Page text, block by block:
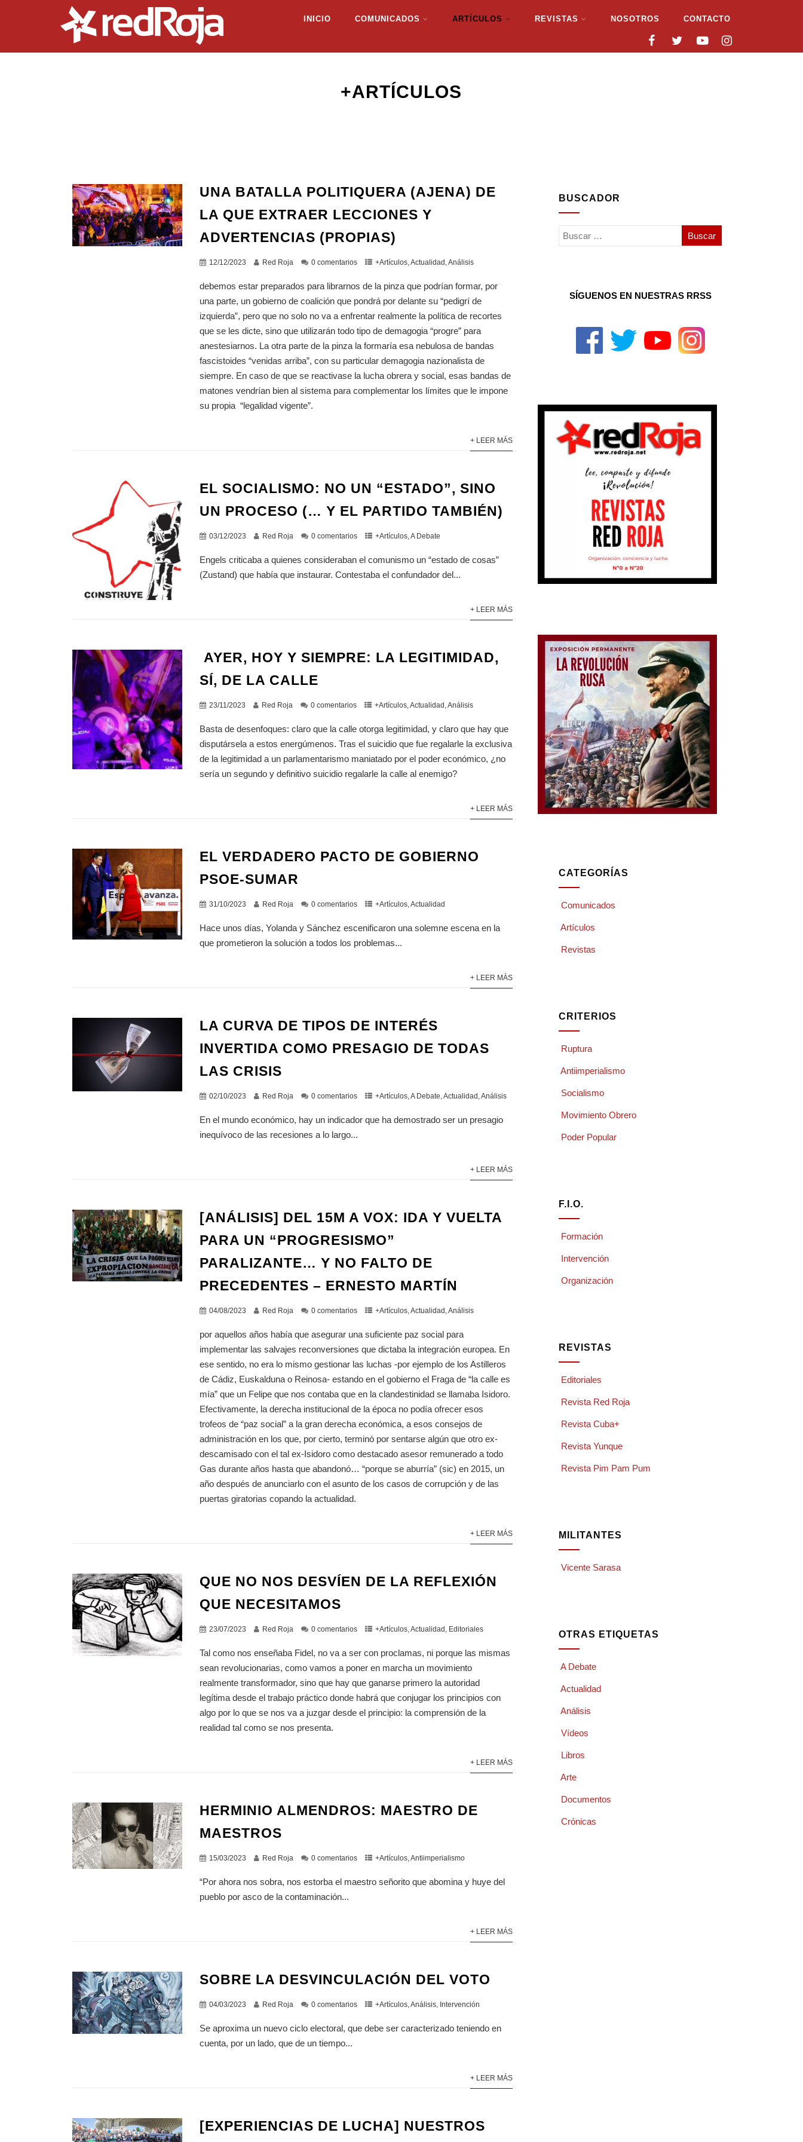
INICIO COMUNICADOS ARTÍCULOS REVISTAS NOSOTROS CONTACTO
+ARTÍCULOS
UNA BATALLA POLITIQUERA (AJENA) DE
LA QUE EXTRAER LECCIONES Y
ADVERTENCIAS (PROPIAS)
12/12/2023 Red Roja 0 comentarios +Artículos,Actualidad ,Análisis
debemos estar preparados para librarnos de la pinza que podrían formar, por
una parte, un gobierno de coalición que pondrá por delante su “pedigrí de
izquierda”, pero que no solo no va a enfrentar realmente la política de recortes
que se les dicte, sino que utilizarán todo tipo de demagogia “progre” para
anestesiarnos. La otra parte de la pinza la formaría esa nebulosa de bandas
fascistoides “venidas arriba”, con su particular demagogia nazionalista de
siempre. En caso de que se reactivase la lucha obrera y social, esas bandas de
matones vendrían bien al sistema para complementar los límites que le impone
su propia “legalidad vigente”.
+ LEER MÁS
EL SOCIALISMO: NO UN “ESTADO”, SINO
UN PROCESO (… Y EL PARTIDO TAMBIÉN)
03/12/2023 Red Roja 0 comentarios +Artículos,A Debate
Engels criticaba a quienes consideraban el comunismo un “estado de cosas”
(Zustand) que había que instaurar. Contestaba el confundador del...
+ LEER MÁS
AYER, HOY Y SIEMPRE: LA LEGITIMIDAD,
SÍ, DE LA CALLE
23/11/2023 Red Roja 0 comentarios +Artículos,Actualidad ,Análisis
Basta de desenfoques: claro que la calle otorga legitimidad, y claro que hay que
disputársela a estos energúmenos. Tras el suicidio que fue regalarle la exclusiva
de la legitimidad a un parlamentarismo maniatado por el poder económico, ¿no
sería un segundo y definitivo suicidio regalarle la calle al enemigo?
+ LEER MÁS
EL VERDADERO PACTO DE GOBIERNO
PSOE-SUMAR
31/10/2023 Red Roja 0 comentarios +Artículos,Actualidad
Hace unos días, Yolanda y Sánchez escenificaron una solemne escena en la
que prometieron la solución a todos los problemas...
+ LEER MÁS
LA CURVA DE TIPOS DE INTERÉS
INVERTIDA COMO PRESAGIO DE TODAS
LAS CRISIS
02/10/2023 Red Roja 0 comentarios +Artículos,A Debate,Actualidad ,Análisis
En el mundo económico, hay un indicador que ha demostrado ser un presagio
inequívoco de las recesiones a lo largo...
+ LEER MÁS
[ANÁLISIS] DEL 15M A VOX: IDA Y VUELTA
PARA UN “PROGRESISMO”
PARALIZANTE… Y NO FALTO DE
PRECEDENTES – ERNESTO MARTÍN
04/08/2023 Red Roja 0 comentarios +Artículos,Actualidad ,Análisis
por aquellos años había que asegurar una suficiente paz social para
implementar las salvajes reconversiones que dictaba la integración europea. En
ese sentido, no era lo mismo gestionar las luchas -por ejemplo de los Astilleros
de Cádiz, Euskalduna o Reinosa- estando en el gobierno el Fraga de “la calle es
mía” que un Felipe que nos contaba que en la clandestinidad se llamaba Isidoro.
Efectivamente, la derecha institucional de la época no podía ofrecer esos
trofeos de “paz social” a la gran derecha económica, a esos consejos de
administración en los que, por cierto, terminó por sentarse algún que otro ex-
descamisado con el tal ex-Isidoro como destacado asesor remunerado a todo
Gas durante años hasta que abandonó… “porque se aburría” (sic) en 2015, un
año después de anunciarlo con el asunto de los casos de corrupción y de las
puertas giratorias copando la actualidad.
+ LEER MÁS
QUE NO NOS DESVÍEN DE LA REFLEXIÓN
QUE NECESITAMOS
23/07/2023 Red Roja 0 comentarios +Artículos,Actualidad , Editoriales
Tal como nos enseñaba Fidel, no va a ser con proclamas, ni porque las mismas
sean revolucionarias, como vamos a poner en marcha un movimiento
realmente transformador, sino que hay que ganarse primero la autoridad
legítima desde el trabajo práctico donde habrá que conjugar los principios con
algo por lo que se nos va a juzgar desde el principio: la comprensión de la
realidad tal como se nos presenta.
+ LEER MÁS
HERMINIO ALMENDROS: MAESTRO DE
MAESTROS
15/03/2023 Red Roja 0 comentarios +Artículos,Antiimperialismo
“Por ahora nos sobra, nos estorba el maestro señorito que abomina y huye del
pueblo por asco de la contaminación...
+ LEER MÁS
SOBRE LA DESVINCULACIÓN DEL VOTO
04/03/2023 Red Roja 0 comentarios +Artículos,Análisis, Intervención
Se aproxima un nuevo ciclo electoral, que debe ser caracterizado teniendo en
cuenta, por un lado, que de un tiempo...
+ LEER MÁS
[EXPERIENCIAS DE LUCHA] NUESTROS
BUSCADOR
SÍGUENOS EN NUESTRAS RRSS
CATEGORÍAS
Comunicados
Artículos
Revistas
CRITERIOS
Ruptura
Antiimperialismo
Socialismo
Movimiento Obrero
Poder Popular
F.I.O.
Formación
Intervención
Organización
REVISTAS
Editoriales
Revista Red Roja
Revista Cuba+
Revista Yunque
Revista Pim Pam Pum
MILITANTES
Vicente Sarasa
OTRAS ETIQUETAS
A Debate
Actualidad
Análisis
Vídeos
Libros
Arte
Documentos
Crónicas